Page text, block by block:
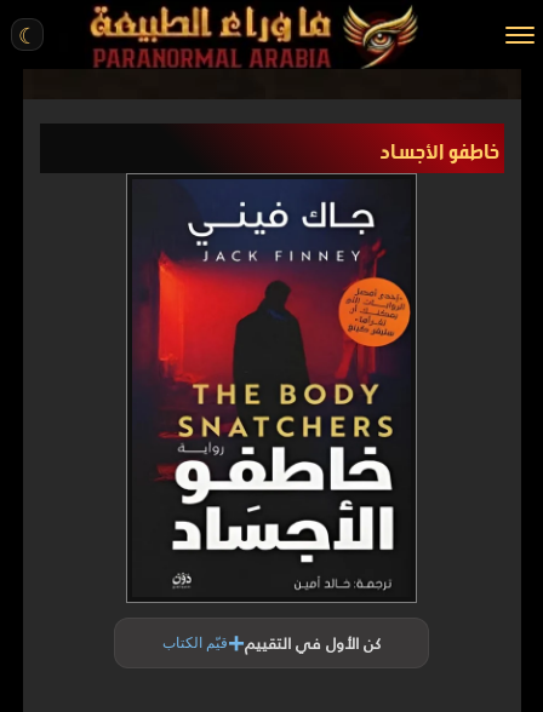
☾
الرئيسية
مقالات
خاطفو الأجساد
كن الأول في التقييم+قيّم الكتاب